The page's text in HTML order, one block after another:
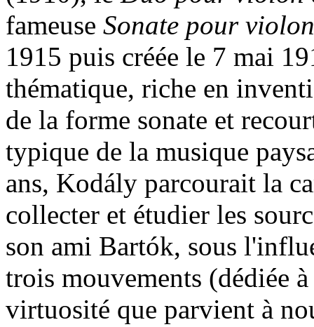
fameuse Sonate pour
1915 puis créée le 7 mai
thématique, riche en
de la forme sonate et
typique de la musique
ans, Kodály parcourait la
collecter et étudier les
son ami Bartók, sous
trois mouvements (dédiée
virtuosité que parvient à